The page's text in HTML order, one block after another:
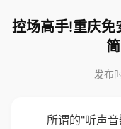
控场高手!重庆免
发布
所谓的"听声